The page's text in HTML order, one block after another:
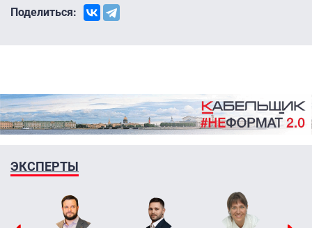
Поделиться:
ЭКСПЕРТЫ